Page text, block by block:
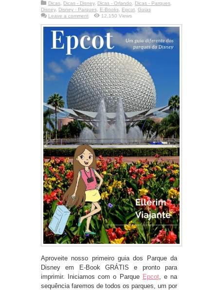
Dicas, Dicas - Disney, Dicas - Orlando, Dicas - Parques,
Disney, Disney - Parques, E-Books, Epcot, Guias
Leave a comment
12,150 Views
Aproveite nosso primeiro guia dos Parque da
Disney em E-Book GRÁTIS e pronto para
imprimir. Iniciamos com o Parque Epcot, e na
sequência faremos de todos os parques, um por